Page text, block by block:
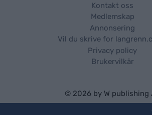
Kontakt oss
Medlemskap
Annonsering
Vil du skrive for
Privacy policy
Brukervilkår
© 2026 by W publishing